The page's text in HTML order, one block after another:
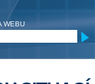
WEBU